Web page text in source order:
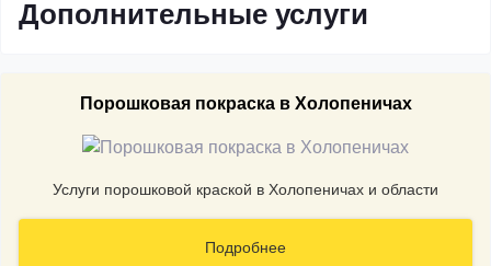
Дополнительные услуги
Порошковая покраска в Холопеничах
Услуги порошковой краской в Холопеничах и области
Подробнее